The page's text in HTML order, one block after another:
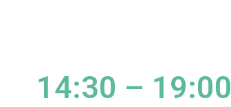
14:30 – 19:00